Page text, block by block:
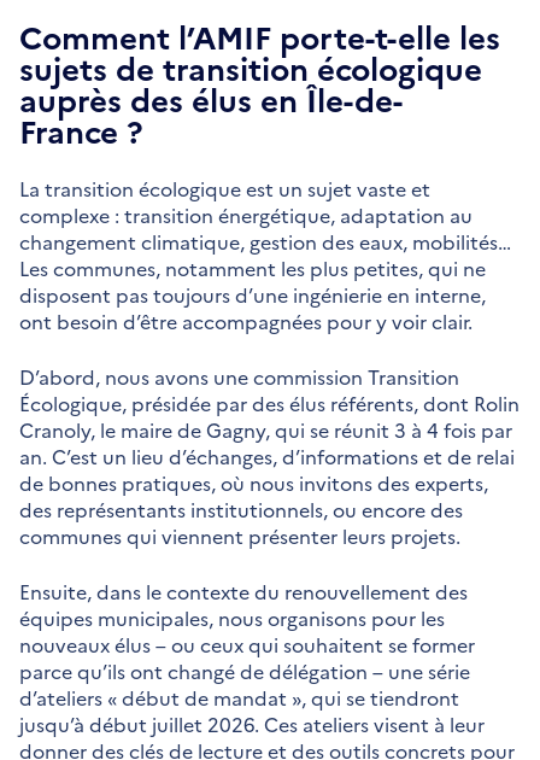
Comment l’AMIF porte-t-elle les
sujets de transition écologique
auprès des élus en Île-de-
France ?
La transition écologique est un sujet vaste et
complexe : transition énergétique, adaptation au
changement climatique, gestion des eaux, mobilités…
Les communes, notamment les plus petites, qui ne
disposent pas toujours d’une ingénierie en interne,
ont besoin d’être accompagnées pour y voir clair.
D’abord, nous avons une commission Transition
Écologique, présidée par des élus référents, dont Rolin
Cranoly, le maire de Gagny, qui se réunit 3 à 4 fois par
an. C’est un lieu d’échanges, d’informations et de relai
de bonnes pratiques, où nous invitons des experts,
des représentants institutionnels, ou encore des
communes qui viennent présenter leurs projets.
Ensuite, dans le contexte du renouvellement des
équipes municipales, nous organisons pour les
nouveaux élus – ou ceux qui souhaitent se former
parce qu’ils ont changé de délégation – une série
d’ateliers « début de mandat », qui se tiendront
jusqu’à début juillet 2026. Ces ateliers visent à leur
donner des clés de lecture et des outils concrets pour